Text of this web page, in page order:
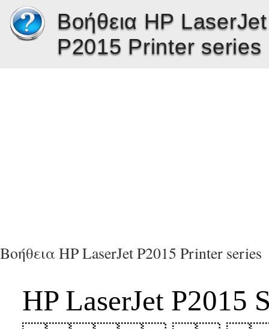
Βοήθεια HP LaserJet
P2015 Printer series
Βοήθεια HP LaserJet P2015 Printer series
HP LaserJet P2015